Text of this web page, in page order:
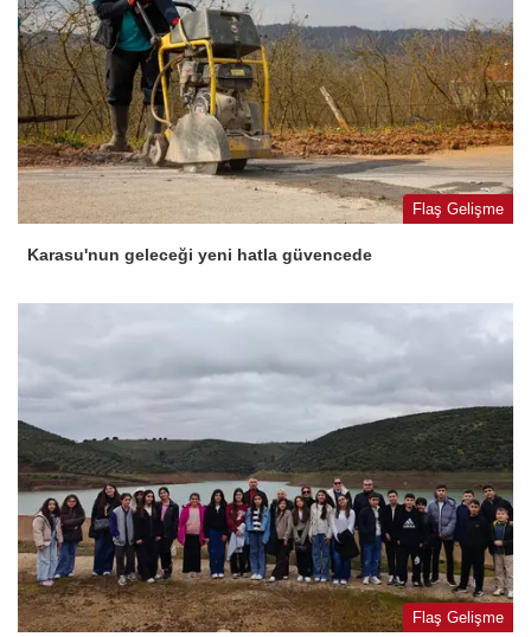
Flaş Gelişme
Karasu'nun geleceği yeni hatla güvencede
Flaş Gelişme